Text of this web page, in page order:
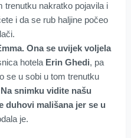
trenutku nakratko pojavila i
i da se rub haljine počeo
Ona se uvijek voljela
hotela Erin Ghedi, pa
se u sobi u tom trenutku
snimku vidite našu
duhovi mališana jer se u
je.